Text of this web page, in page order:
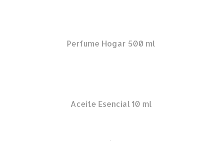
Perfume Hogar 500 ml
Aceite Esencial 10 ml